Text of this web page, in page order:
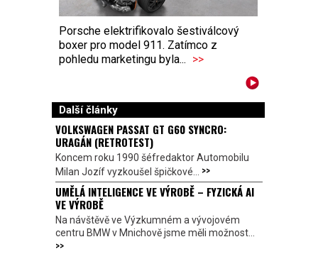
Porsche elektrifikovalo šestiválcový
boxer pro model 911. Zatímco z
pohledu marketingu byla... >>
Další články
VOLKSWAGEN PASSAT GT G60 SYNCRO:
URAGÁN (RETROTEST)
Koncem roku 1990 šéfredaktor Automobilu
Milan Jozíf vyzkoušel špičkové... >>
UMĚLÁ INTELIGENCE VE VÝROBĚ – FYZICKÁ AI
VE VÝROBĚ
Na návštěvě ve Výzkumném a vývojovém
centru BMW v Mnichově jsme měli možnost...
>>